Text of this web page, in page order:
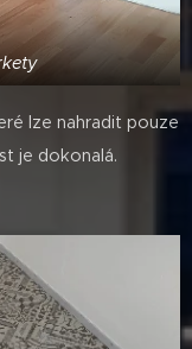
lze nahradit pouze
je dokonalá.